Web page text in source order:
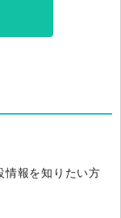
情報を知りたい方